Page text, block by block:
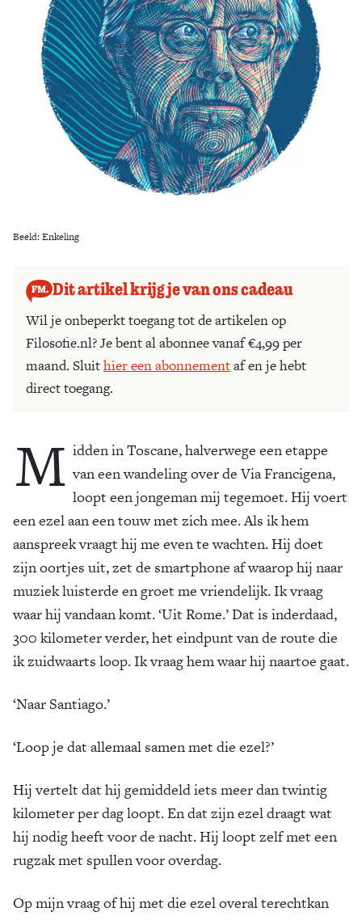
Beeld: Enkeling
Dit artikel krijg je van ons cadeau
Wil je onbeperkt toegang tot de artikelen op
Filosofie.nl? Je bent al abonnee vanaf €4,99 per
maand. Sluithier een abonnementaf en je hebt
direct toegang.
M idden in Toscane, halverwege een etappe
van een wandeling over de Via Francigena,
loopt een jongeman mij tegemoet. Hij voert
een ezel aan een touw met zich mee. Als ik hem
aanspreek vraagt hij me even te wachten. Hij doet
zijn oortjes uit, zet de smartphone af waarop hij naar
muziek luisterde en groet me vriendelijk. Ik vraag
waar hij vandaan komt. ‘Uit Rome.’ Dat is inderdaad,
300 kilometer verder, het eindpunt van de route die
ik zuidwaarts loop. Ik vraag hem waar hij naartoe gaat.
‘Naar Santiago.’
‘Loop je dat allemaal samen met die ezel?’
Hij vertelt dat hij gemiddeld iets meer dan twintig
kilometer per dag loopt. En dat zijn ezel draagt wat
hij nodig heeft voor de nacht. Hij loopt zelf met een
rugzak met spullen voor overdag.
Op mijn vraag of hij met die ezel overal terechtkan